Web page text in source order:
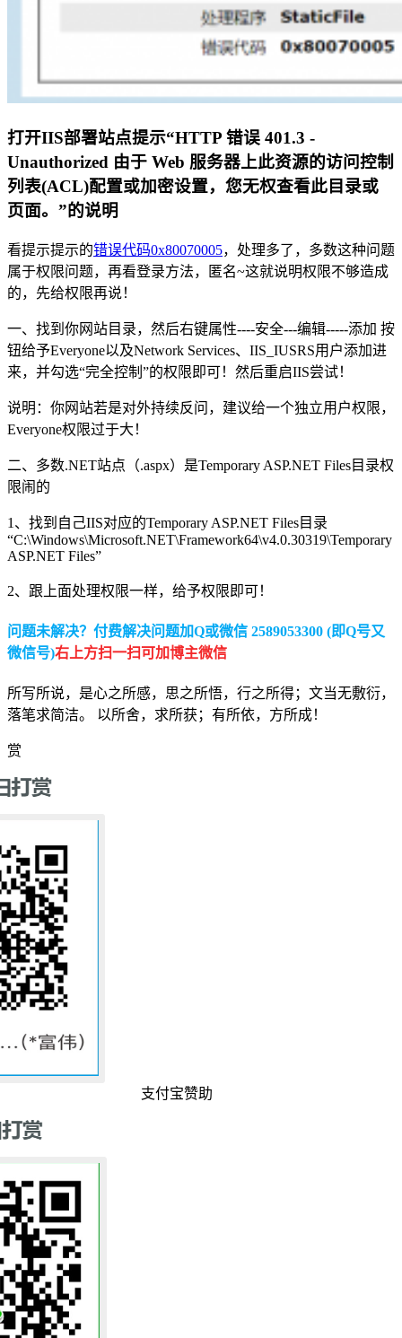
打开IIS部署站点提示“HTTP 错误 401.3 -
Unauthorized 由于 Web 服务器上此资源的访问控制
列表(ACL)配置或加密设置，您无权查看此目录或
页面。”的说明
看提示提示的错误代码0x80070005，处理多了，多数这种问题
属于权限问题，再看登录方法，匿名~这就说明权限不够造成
的，先给权限再说！
一、找到你网站目录，然后右键属性----安全---编辑-----添加 按
钮给予Everyone以及Network Services、IIS_IUSRS用户添加进
来，并勾选“完全控制”的权限即可！然后重启IIS尝试！
说明：你网站若是对外持续反问，建议给一个独立用户权限，
Everyone权限过于大！
二、多数.NET站点（.aspx）是Temporary ASP.NET Files目录权
限闹的
1、找到自己IIS对应的Temporary ASP.NET Files目录
“C:\Windows\Microsoft.NET\Framework64\v4.0.30319\Temporary
ASP.NET Files”
2、跟上面处理权限一样，给予权限即可！
问题未解决？付费解决问题加Q或微信 2589053300 (即Q号又
微信号)右上方扫一扫可加博主微信
所写所说，是心之所感，思之所悟，行之所得；文当无敷衍，
落笔求简洁。 以所舍，求所获；有所依，方所成！
赏
支付宝赞助